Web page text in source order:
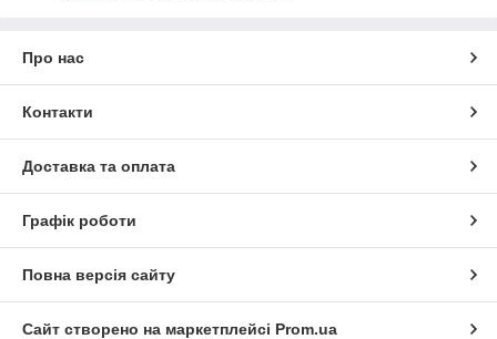
Про нас
Контакти
Доставка та оплата
Графік роботи
Повна версія сайту
Сайт створено на маркетплейсі Prom.ua